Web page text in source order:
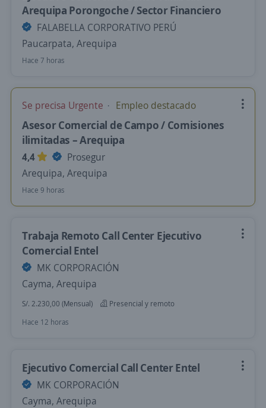
Arequipa Porongoche / Sector Financiero
FALABELLA CORPORATIVO PERÚ
Paucarpata, Arequipa
Hace 7 horas
Se precisa Urgente Empleo destacado
Asesor Comercial de Campo / Comisiones
ilimitadas – Arequipa
4,4
Prosegur
Arequipa, Arequipa
Hace 9 horas
Trabaja Remoto Call Center Ejecutivo
Comercial Entel
MK CORPORACIÓN
Cayma, Arequipa
S/. 2.230,00 (Mensual)
Presencial y remoto
Hace 12 horas
Ejecutivo Comercial Call Center Entel
MK CORPORACIÓN
Cayma, Arequipa